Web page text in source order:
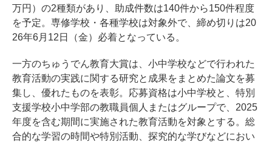
万円）の2種類があり、助成件数は140件から150件程度
を予定。専修学校・各種学校は対象外で、締め切りは20
26年6月12日（金）必着となっている。
一方のちゅうでん教育大賞は、小中学校などで行われた
教育活動の実践に関する研究と成果をまとめた論文を募
集し、優れたものを表彰。応募資格は小中学校と、特別
支援学校小中学部の教職員個人またはグループで、2025
年度を含む期間に実施された教育活動を対象とする。総
合的な学習の時間や特別活動、探究的な学びなどにおい